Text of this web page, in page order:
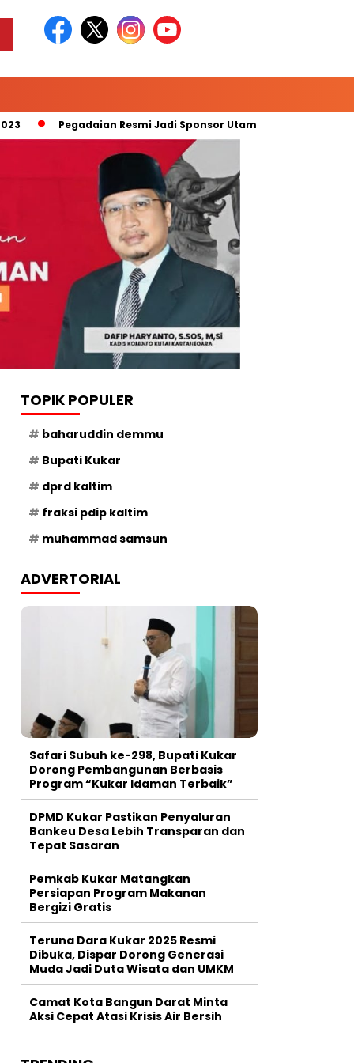
Pegadaian Resmi Jadi Sponsor Utama “Pegadaian Liga 2
TOPIK POPULER
baharuddin demmu
Bupati Kukar
dprd kaltim
fraksi pdip kaltim
muhammad samsun
ADVERTORIAL
Safari Subuh ke-298, Bupati Kukar
Dorong Pembangunan Berbasis
Program “Kukar Idaman Terbaik”
DPMD Kukar Pastikan Penyaluran
Bankeu Desa Lebih Transparan dan
Tepat Sasaran
Pemkab Kukar Matangkan
Persiapan Program Makanan
Bergizi Gratis
Teruna Dara Kukar 2025 Resmi
Dibuka, Dispar Dorong Generasi
Muda Jadi Duta Wisata dan UMKM
Camat Kota Bangun Darat Minta
Aksi Cepat Atasi Krisis Air Bersih